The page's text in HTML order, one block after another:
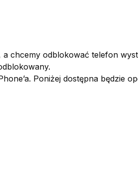
chcemy odblokować telefon
Poniżej dostępna będzie